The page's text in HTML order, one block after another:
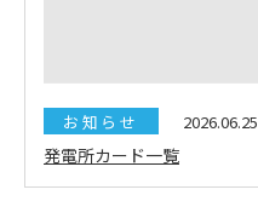
お知らせ 2026.06.25
発電所カード一覧